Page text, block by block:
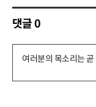
댓글0
댓